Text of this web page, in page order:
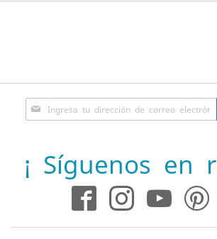
Inscríbase
a
de
noticias:
¡ Síguenos en